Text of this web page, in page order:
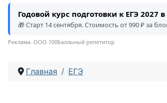
Годовой курс подготовки к ЕГЭ
🎁 Старт 14 сентября. Стоимость от 990 ₽ за
Реклама. ООО 100Балльный репетитор
Главная ЕГЭ